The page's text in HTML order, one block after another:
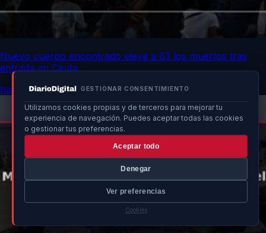
GESTIONAR CONSENTIMIENTO
Utilizamos cookies propias y de terceros para mejorar tu
experiencia de navegación. Puedes aceptar todas las cookies
o gestionar tus preferencias.
Aceptar todo
Denegar
Ver preferencias
Cookies
Nuevo cuerpo encontrado eleva a 83 los muertos tras
entrada en Ceuta
hace 7h